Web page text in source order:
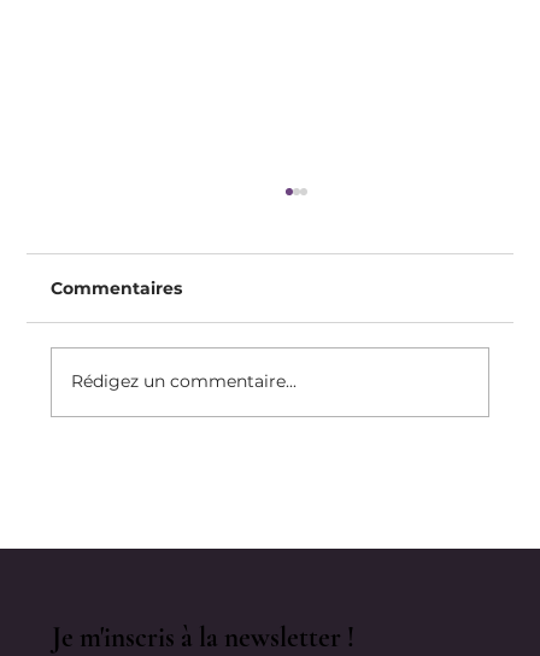
Commentaires
Rédigez un commentaire...
Je m'inscris à la newsletter !